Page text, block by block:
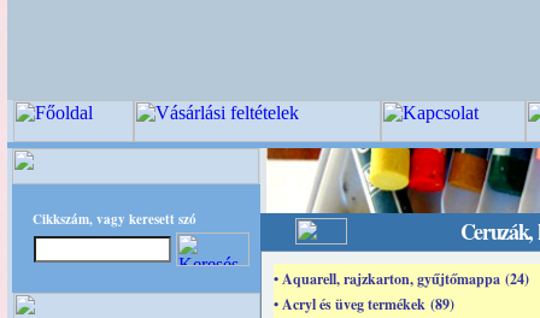
Cikkszám, vagy keresett szó Ceruzák,
• Aquarell, rajzkarton, gyűjtőmappa (24)
• Acryl és üveg termékek (89)